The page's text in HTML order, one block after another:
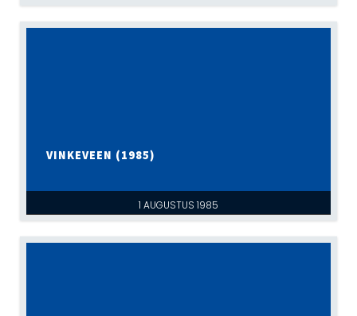
1 AUGUSTUS 1985
VINKEVEEN (1985)